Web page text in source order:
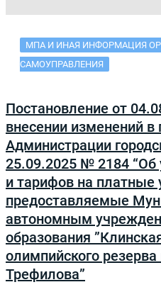
МПА И ИНАЯ ИНФОРМАЦИЯ
САМОУПРАВЛЕНИЯ
Постановление от
внесении изменений в
Администрации
25.09.2025 № 2184 “Об
и тарифов на платные
предоставляемые
автономным
образования
олимпийского
Трефилова”